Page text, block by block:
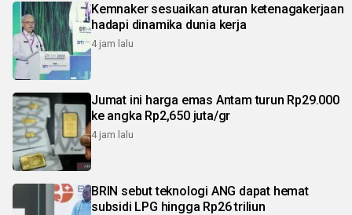
Kemnaker sesuaikan aturan ketenagakerjaan
hadapi dinamika dunia kerja
4 jam lalu
Jumat ini harga emas Antam turun Rp29.000
ke angka Rp2,650 juta/gr
4 jam lalu
BRIN sebut teknologi ANG dapat hemat
subsidi LPG hingga Rp26 triliun